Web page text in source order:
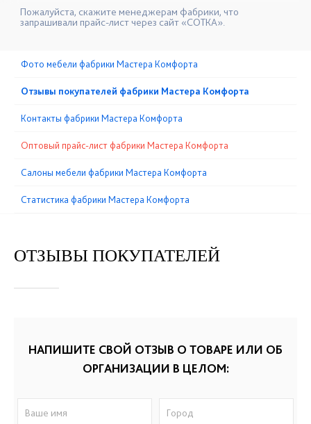
Пожалуйста, скажите менеджерам фабрики, что
запрашивали прайс-лист через сайт «СОТКА».
Фото мебели фабрики Мастера Комфорта
Отзывы покупателей фабрики Мастера Комфорта
Контакты фабрики Мастера Комфорта
Оптовый прайс-лист фабрики Мастера Комфорта
Cалоны мебели фабрики Мастера Комфорта
Статистика фабрики Мастера Комфорта
ОТЗЫВЫ ПОКУПАТЕЛЕЙ
НАПИШИТЕ СВОЙ ОТЗЫВ О ТОВАРЕ ИЛИ ОБ
ОРГАНИЗАЦИИ В ЦЕЛОМ: